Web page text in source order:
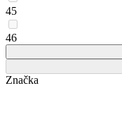
45
46
Značka